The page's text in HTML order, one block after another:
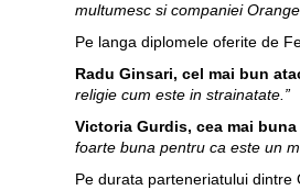
multumesc si companiei
Pe langa diplomele oferite de
Radu Ginsari, cel mai bun
religie cum este in strainatate.”
Victoria Gurdis, cea mai
foarte buna pentru ca este un
Pe durata parteneriatului